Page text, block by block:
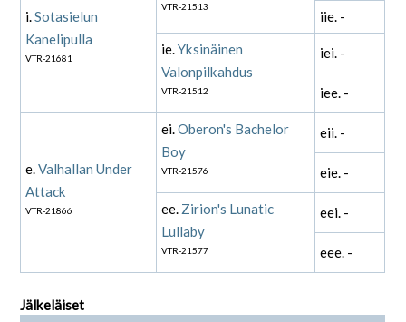
i.Sotasielun
Kanelipulla
VTR-21681
VTR-21513
iie. -
ie.Yksinäinen
Valonpilkahdus
VTR-21512
iei. -
iee. -
e.Valhallan Under
Attack
VTR-21866
ei.Oberon's Bachelor
Boy
VTR-21576
eii. -
eie. -
ee. Zirion's Lunatic
Lullaby
VTR-21577
eei. -
eee. -
Jälkeläiset